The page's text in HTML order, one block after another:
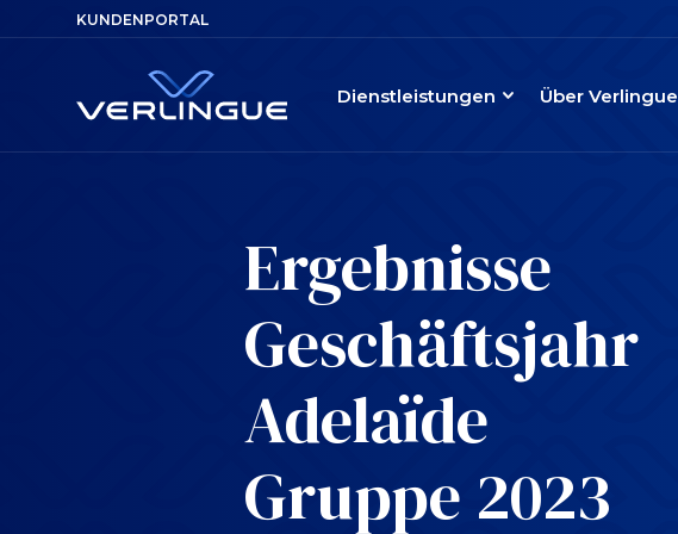
KUNDENPORTAL
Dienstleistungen Über Verlingue
Ergebnisse
Geschäftsjahr
Adelaïde
Gruppe 2023